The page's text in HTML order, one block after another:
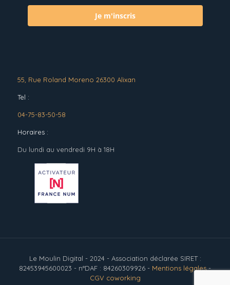
Je m'inscris
55, Rue Roland Moreno 26300 Alixan
Tel :
04-75-83-50-58
Horaires :
Du lundi au vendredi 9H à 18H
Le Moulin Digital - 2024 - Association déclarée SIRET :
82453945600023 - n°DAF : 84260309926 - Mentions légales-
CGV coworking